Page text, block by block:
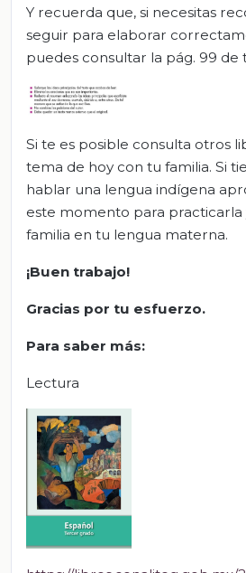
Y recuerda que, si necesitas
seguir para elaborar
puedes consultar la pág. 99 de
Si te es posible consulta otros
tema de hoy con tu familia. Si
hablar una lengua indígena
este momento para practicarla
familia en tu lengua materna.
¡Buen trabajo!
Gracias por tu esfuerzo.
Para saber más:
Lectura